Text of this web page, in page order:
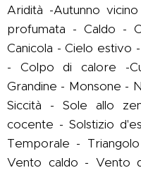
Aridità -Autunno
profumata - Caldo -
Canicola - Cielo estivo
- Colpo di calore -
Grandine - Monsone -
Siccità - Sole allo
cocente - Solstizio
Temporale -
Vento caldo - Vento